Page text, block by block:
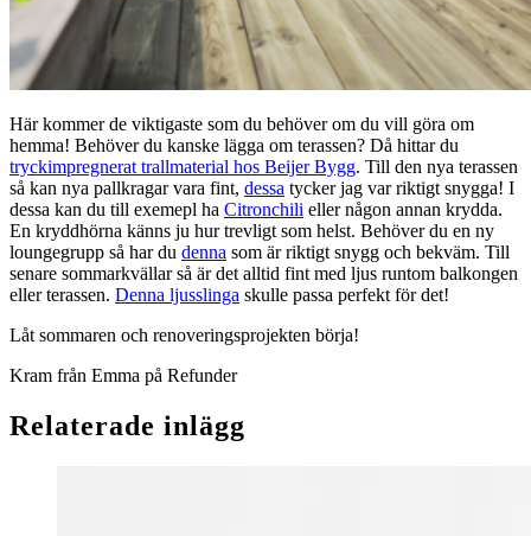
Här kommer de viktigaste som du behöver om du vill göra om
hemma! Behöver du kanske lägga om terassen? Då hittar du
tryckimpregnerat trallmaterial hos Beijer Bygg. Till den nya terassen
så kan nya pallkragar vara fint, dessa tycker jag var riktigt snygga! I
dessa kan du till exemepl ha Citronchili eller någon annan krydda.
En kryddhörna känns ju hur trevligt som helst. Behöver du en ny
loungegrupp så har du denna som är riktigt snygg och bekväm. Till
senare sommarkvällar så är det alltid fint med ljus runtom balkongen
eller terassen. Denna ljusslinga skulle passa perfekt för det!
Låt sommaren och renoveringsprojekten börja!
Kram från Emma på Refunder
Relaterade inlägg